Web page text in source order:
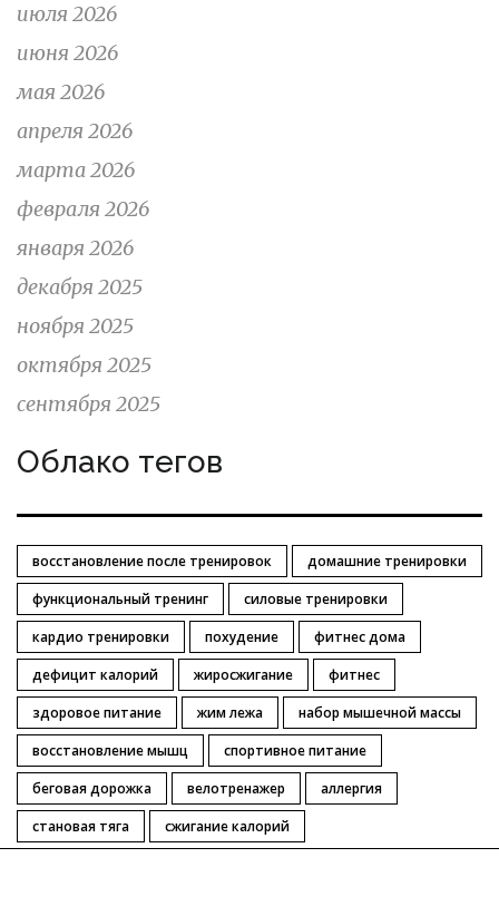
июля 2026
июня 2026
мая 2026
апреля 2026
марта 2026
февраля 2026
января 2026
декабря 2025
ноября 2025
октября 2025
сентября 2025
Облако тегов
восстановление после тренировок
домашние тренировки
функциональный тренинг
силовые тренировки
кардио тренировки
похудение
фитнес дома
дефицит калорий
жиросжигание
фитнес
здоровое питание
жим лежа
набор мышечной массы
восстановление мышц
спортивное питание
беговая дорожка
велотренажер
аллергия
становая тяга
сжигание калорий